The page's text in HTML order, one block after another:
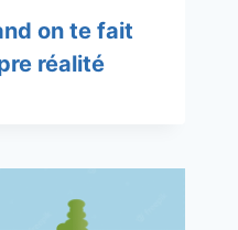
on te fait
réalité